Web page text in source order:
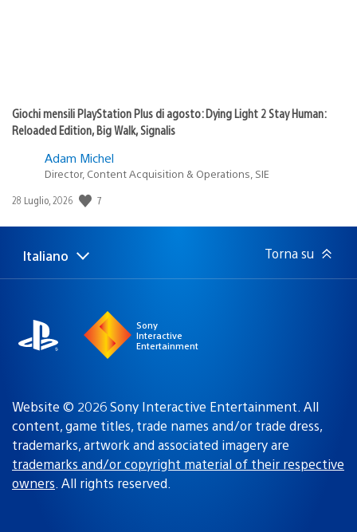
Giochi mensili PlayStation Plus di agosto: Dying Light 2 Stay Human:
Reloaded Edition, Big Walk, Signalis
Adam Michel
Director, Content Acquisition & Operations, SIE
Data
pubblicazione:
28 Luglio, 2026 7
Seleziona
una
Regione
attuale:
Italiano Torna su
Sony
Interactive
Entertainment
Website © 2026 Sony Interactive Entertainment. All
content, game titles, trade names and/or trade dress,
trademarks, artwork and associated imagery are
trademarks and/or copyright material of their respective
owners. All rights reserved.